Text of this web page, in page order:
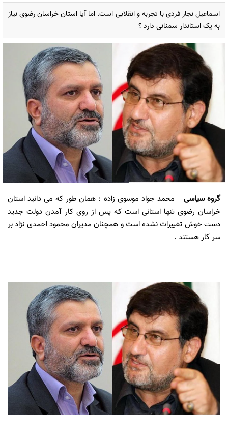
اسماعیل نجار فردی با تجربه و انقلابی است. اما آیا استان خراسان رضوی نیاز
به یک استاندار سمنانی دارد ؟
گروه سیاسی – محمد جواد موسوی زاده : همان طور که می دانید استان
خراسان رضوی تنها استانی است که پس از روی کار آمدن دولت جدید
دست خوش تغییرات نشده است و همچنان مدیران محمود احمدی نژاد بر
سر کار هستند .